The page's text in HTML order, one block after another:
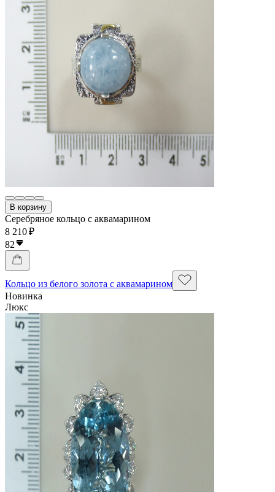
В корзину
Серебряное кольцо с аквамарином
8 210 ₽
82
Кольцо из белого золота с аквамарином
Новинка
Люкс